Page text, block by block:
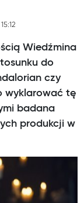
Wiedźmina
do
czy
wyklarować tę
badana
produkcji w